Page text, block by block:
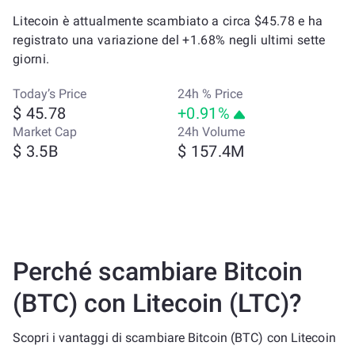
Litecoin è attualmente scambiato a circa $45.78 e ha
registrato una variazione del +1.68% negli ultimi sette
giorni.
Today’s Price
$ 45.78
24h % Price
+0.91%
Market Cap
$ 3.5B
24h Volume
$ 157.4M
Perché scambiare Bitcoin
(BTC) con Litecoin (LTC)?
Scopri i vantaggi di scambiare Bitcoin (BTC) con Litecoin